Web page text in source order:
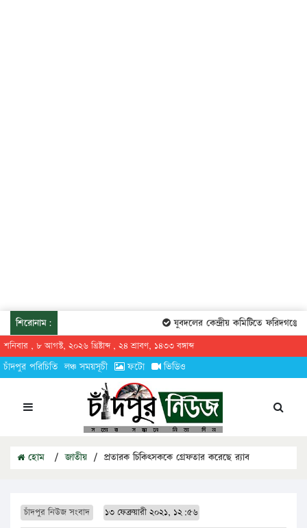
শিরোনাম: যুবদলের কেন্দ্রীয় কমিটিতে ফরিদগঞ্জের
শনিবার , ৮ আগস্ট, ২০২৬ খ্রিষ্টাব্দ , ২৪ শ্রাবণ, ১৪৩৩ বঙ্গাব্দ
চাঁদপুর পরিচিতি লঞ্চ সময়সূচী ফটো ভিডিও
হোম / জাতীয় / প্রতারক চিকিৎসককে গ্রেফতার করেছে র‌্যাব
চাঁদপুর নিউজ সংবাদ ১৩ ফেব্রুয়ারী ২০২১, ১২:৫৬